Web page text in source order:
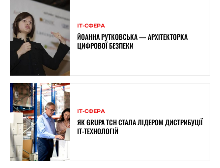
ІТ-СФЕРА
ЙОАННА РУТКОВСЬКА — АРХІТЕКТОРКА
ЦИФРОВОЇ БЕЗПЕКИ
ІТ-СФЕРА
ЯК GRUPA TCH СТАЛА ЛІДЕРОМ ДИСТРИБУЦІЇ
IT-ТЕХНОЛОГІЙ